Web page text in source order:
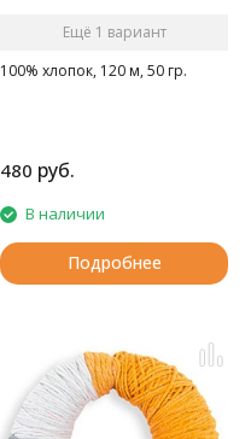
Ещё 1 вариант
100% хлопок, 120 м, 50 гр.
480 руб.
В наличии
Подробнее